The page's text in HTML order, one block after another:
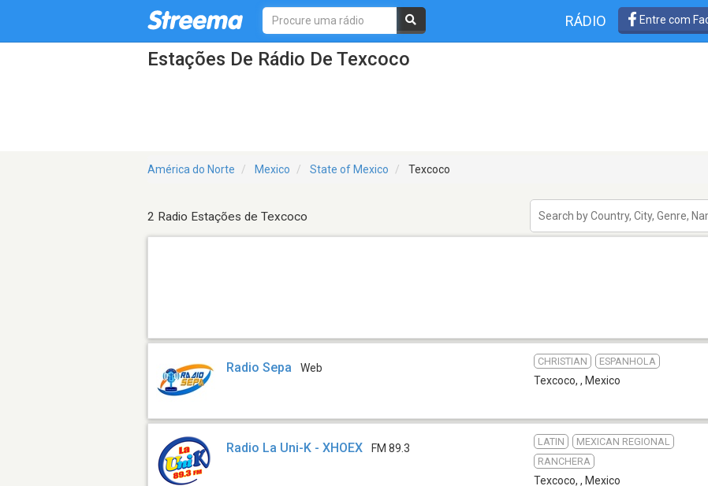
RÁDIO Entre com
Estações De Rádio De Texcoco
América do Norte Mexico State of Mexico Texcoco
2 Radio Estações de Texcoco
Radio Sepa Web
CHRISTIAN ESPANHOLA
Texcoco, , Mexico
Radio La Uni-K - XHOEX FM 89.3
LATIN
MEXICAN REGIONAL
RANCHERA
Texcoco, , Mexico